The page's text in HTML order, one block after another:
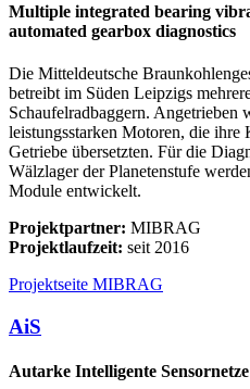
Multiple integrated bearing
automated gearbox diagnostics
Die Mitteldeutsche
betreibt im Süden Leipzigs
Schaufelradbaggern. Angetrieben
leistungsstarken Motoren, die ihre
Getriebe übersetzten. Für die
Wälzlager der Planetenstufe
Module entwickelt.
Projektpartner: MIBRAG
Projektlaufzeit: seit 2016
Projektseite MIBRAG
AiS
Autarke Intelligente